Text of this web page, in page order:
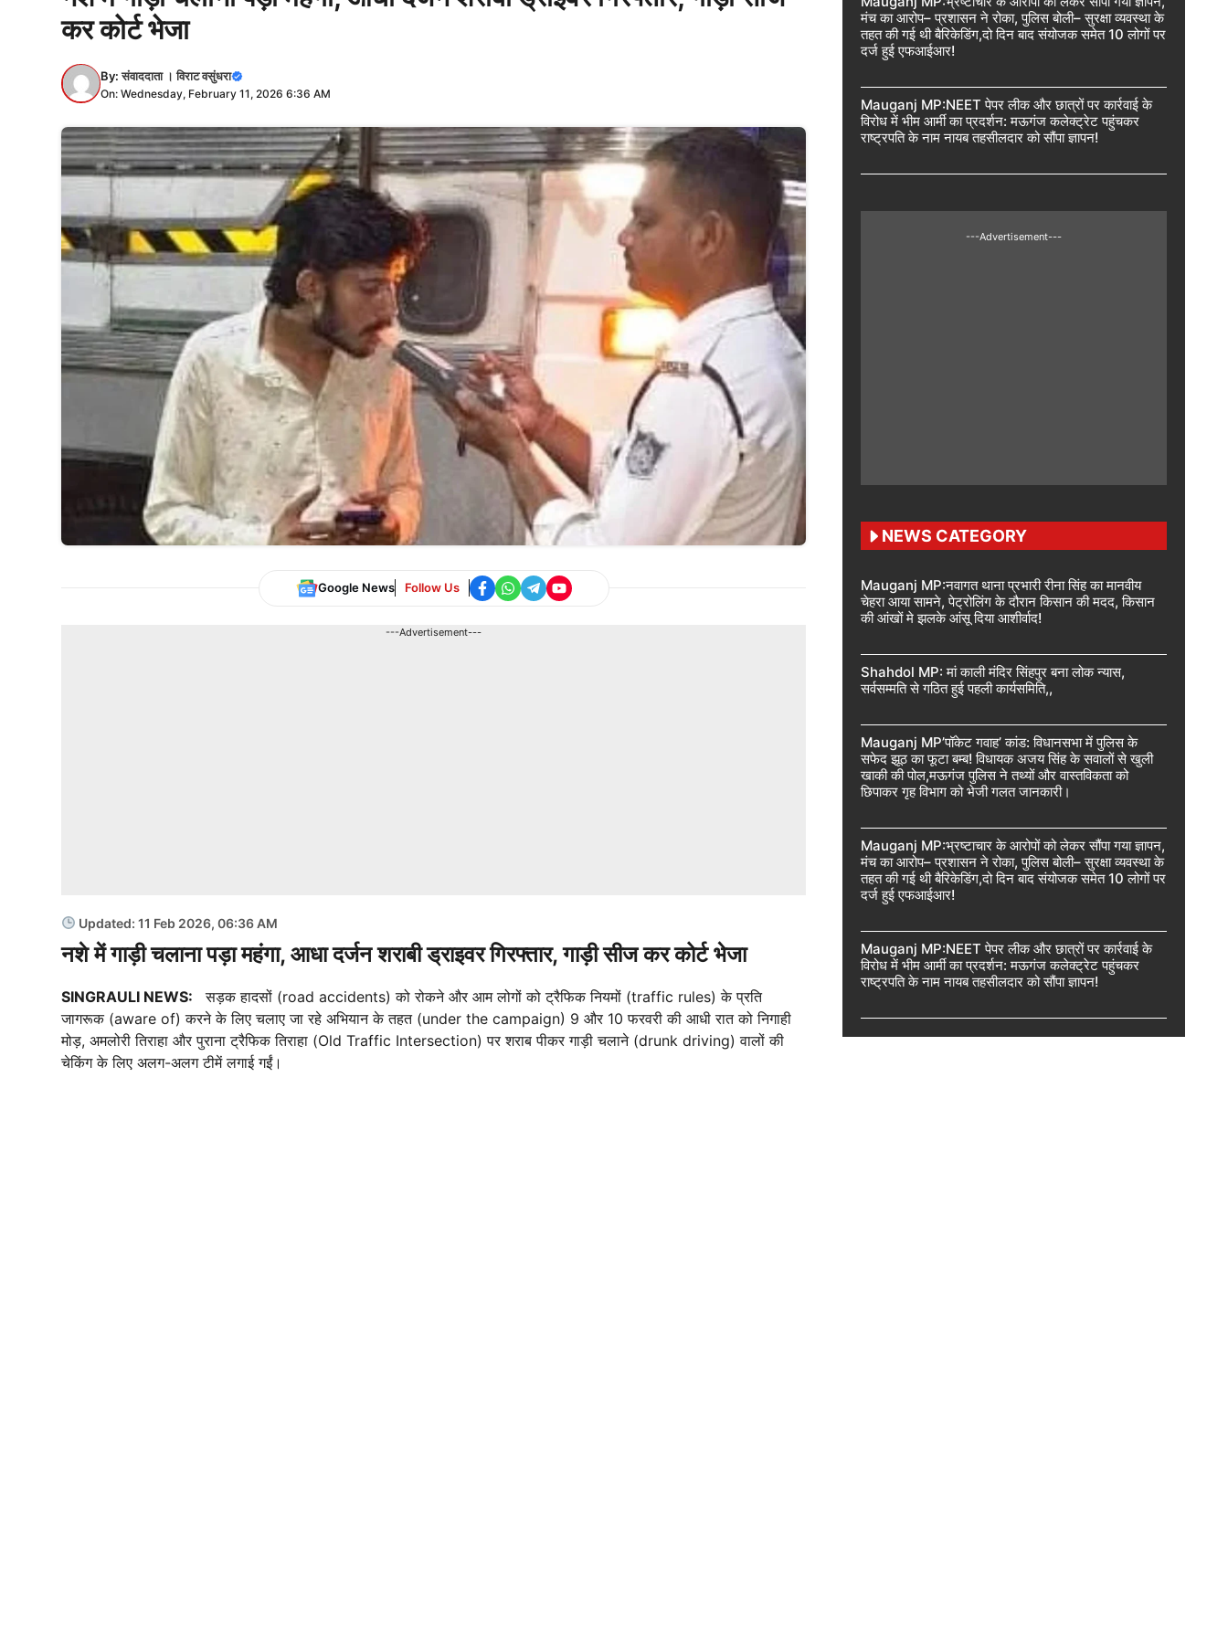
कर कोर्ट भेजा
By:संवाददाता । विराट वसुंधरा
On: Wednesday, February 11, 2026 6:36 AM
Google News Follow Us
---Advertisement---
Updated: 11 Feb 2026, 06:36 AM
नशे में गाड़ी चलाना पड़ा महंगा, आधा दर्जन शराबी ड्राइवर गिरफ्तार, गाड़ी सीज कर कोर्ट भेजा
SINGRAULI NEWS:
सड़क हादसों (road accidents) को रोकने और आम लोगों को ट्रैफिक नियमों (traffic rules) के प्रति
जागरूक (aware of) करने के लिए चलाए जा रहे अभियान के तहत (under the campaign) 9 और 10 फरवरी की आधी रात को निगाही
मोड़, अमलोरी तिराहा और पुराना ट्रैफिक तिराहा (Old Traffic Intersection) पर शराब पीकर गाड़ी चलाने (drunk driving) वालों की
चेकिंग के लिए अलग-अलग टीमें लगाई गईं।
मंच का आरोप– प्रशासन ने रोका, पुलिस बोली– सुरक्षा व्यवस्था के
तहत की गई थी बैरिकेडिंग,दो दिन बाद संयोजक समेत 10 लोगों पर
दर्ज हुई एफआईआर!
Mauganj MP:NEET पेपर लीक और छात्रों पर कार्रवाई के
विरोध में भीम आर्मी का प्रदर्शन: मऊगंज कलेक्ट्रेट पहुंचकर
राष्ट्रपति के नाम नायब तहसीलदार को सौंपा ज्ञापन!
---Advertisement---
NEWS CATEGORY
Mauganj MP:नवागत थाना प्रभारी रीना सिंह का मानवीय
चेहरा आया सामने, पेट्रोलिंग के दौरान किसान की मदद, किसान
की आंखों मे झलके आंसू दिया आशीर्वाद!
Shahdol MP: मां काली मंदिर सिंहपुर बना लोक न्यास,
सर्वसम्मति से गठित हुई पहली कार्यसमिति,,
Mauganj MP’पॉकेट गवाह’ कांड: विधानसभा में पुलिस के
सफेद झूठ का फूटा बम्ब! विधायक अजय सिंह के सवालों से खुली
खाकी की पोल,मऊगंज पुलिस ने तथ्यों और वास्तविकता को
छिपाकर गृह विभाग को भेजी गलत जानकारी।
Mauganj MP:भ्रष्टाचार के आरोपों को लेकर सौंपा गया ज्ञापन,
मंच का आरोप– प्रशासन ने रोका, पुलिस बोली– सुरक्षा व्यवस्था के
तहत की गई थी बैरिकेडिंग,दो दिन बाद संयोजक समेत 10 लोगों पर
दर्ज हुई एफआईआर!
Mauganj MP:NEET पेपर लीक और छात्रों पर कार्रवाई के
विरोध में भीम आर्मी का प्रदर्शन: मऊगंज कलेक्ट्रेट पहुंचकर
राष्ट्रपति के नाम नायब तहसीलदार को सौंपा ज्ञापन!